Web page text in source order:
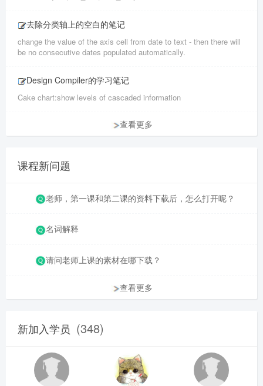
去除分类轴上的空白的笔记
change the value of the axis cell from date to text - then there will
be no consecutive dates populated automatically.
Design Compiler的学习笔记
Cake chart:show levels of cascaded information
查看更多
课程新问题
老师，第一课和第二课的资料下载后，怎么打开呢？
名词解释
请问老师上课的素材在哪下载？
查看更多
新加入学员 (348)